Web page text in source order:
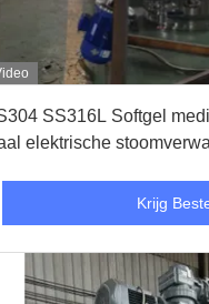
SS316L Softgel
elektrische
Krijg